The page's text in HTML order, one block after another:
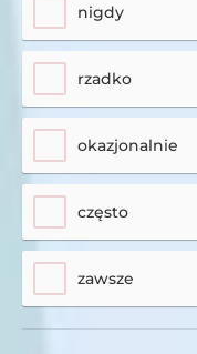
nigdy
rzadko
okazjonalnie
często
zawsze